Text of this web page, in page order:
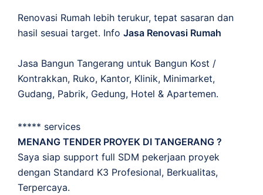
Renovasi Rumah lebih terukur, tepat sasaran dan
hasil sesuai target. Info Jasa Renovasi Rumah
Jasa Bangun Tangerang untuk Bangun Kost /
Kontrakkan, Ruko, Kantor, Klinik, Minimarket,
Gudang, Pabrik, Gedung, Hotel & Apartemen.
***** services
MENANG TENDER PROYEK DI TANGERANG ?
Saya siap support full SDM pekerjaan proyek
dengan Standard K3 Profesional, Berkualitas,
Terpercaya.